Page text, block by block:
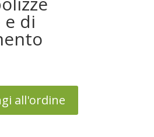
di
all'ordine